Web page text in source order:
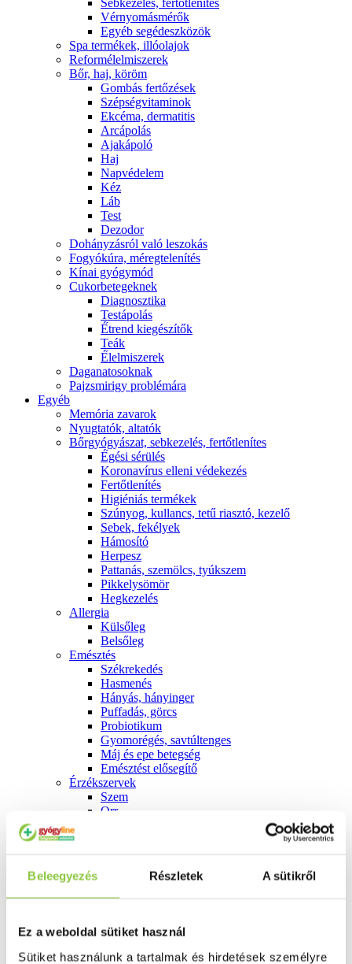
Beleegyezés Részletek A sütikről
Ez a weboldal sütiket használ
Sütiket használunk a tartalmak és hirdetések személyre
Sebkezelés, fertőtlenítés
Vérnyomásmérők
Egyéb segédeszközök
Spa termékek, illóolajok
Reformélelmiszerek
Bőr, haj, köröm
Gombás fertőzések
Szépségvitaminok
Ekcéma, dermatitis
Arcápolás
Ajakápoló
Haj
Napvédelem
Kéz
Láb
Test
Dezodor
Dohányzásról való leszokás
Fogyókúra, méregtelenítés
Kínai gyógymód
Cukorbetegeknek
Diagnosztika
Testápolás
É́trend kiegészítők
Teák
É́lelmiszerek
Daganatosoknak
Pajzsmirigy problémára
Egyéb
Memória zavarok
Nyugtatók, altatók
Bőrgyógyászat, sebkezelés, fertőtlenítes
É́gési sérülés
Koronavírus elleni védekezés
Fertőtlenítés
Higiéniás termékek
Szúnyog, kullancs, tetű riasztó, kezelő
Sebek, fekélyek
Hámosító
Herpesz
Pattanás, szemölcs, tyúkszem
Pikkelysömör
Hegkezelés
Allergia
Külsőleg
Belsőleg
Emésztés
Székrekedés
Hasmenés
Hányás, hányinger
Puffadás, görcs
Probiotikum
Gyomorégés, savtúltenges
Máj és epe betegség
Emésztést elősegítő
Érzékszervek
Szem
Orr
Húgyutak
Betétek, tamponok
Terhességi tesztek
Fertőzések, hüvelyflóra helyreállítás
Inkontinencia
Férfi problémák